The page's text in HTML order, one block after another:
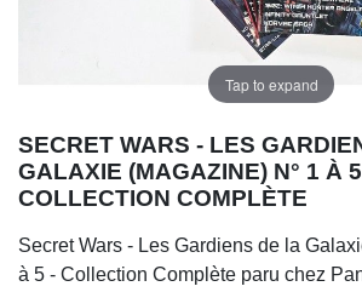
Tap to expand
SECRET WARS - LES
GALAXIE (MAGAZINE) N° 1 À
COLLECTION COMPLÈTE
Secret Wars - Les Gardiens de la
à 5 - Collection Complète paru chez